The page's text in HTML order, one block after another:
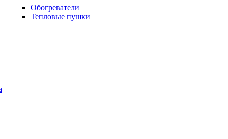
Обогреватели
Тепловые пушки